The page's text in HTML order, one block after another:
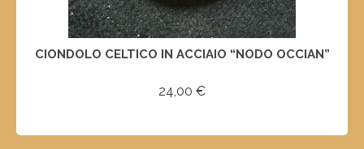
CIONDOLO CELTICO IN ACCIAIO “NODO OCCIAN”
24,00 €